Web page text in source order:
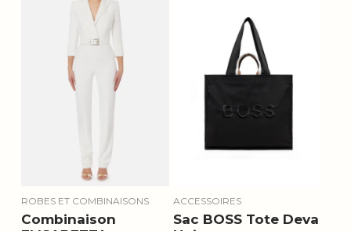
ROBES ET COMBINAISONS
Combinaison
ACCESSOIRES
Sac BOSS Tote Deva